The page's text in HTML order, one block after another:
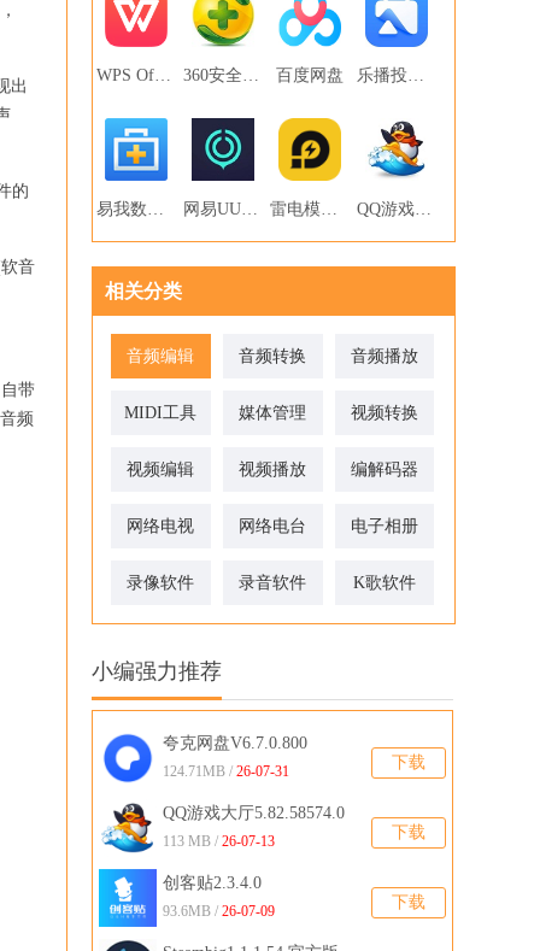
出
的
音
带
频
WPS Office 360安全卫士 百度网盘 乐播投屏PC版
易我数据恢复 网易UU网游加速器 雷电模拟器 QQ游戏大厅
相关分类
音频编辑 音频转换 音频播放
MIDI工具 媒体管理 视频转换
视频编辑 视频播放 编解码器
网络电视 网络电台 电子相册
录像软件 录音软件 K歌软件
小编强力推荐
下载
夸克网盘V6.7.0.800
124.71MB / 26-07-31
下载
QQ游戏大厅5.82.58574.0
官方版
113 MB / 26-07-13
下载
创客贴2.3.4.0
93.6MB / 26-07-09